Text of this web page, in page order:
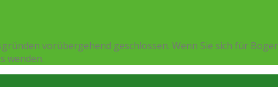
vorübergehend geschlossen. Wenn Sie sich für
wenden.